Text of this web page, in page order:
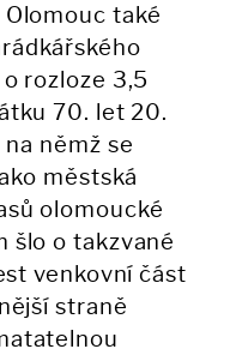
také
rozloze 3,5
70. let 20.
němž se
městská
olomoucké
šlo o takzvané
venkovní část
straně